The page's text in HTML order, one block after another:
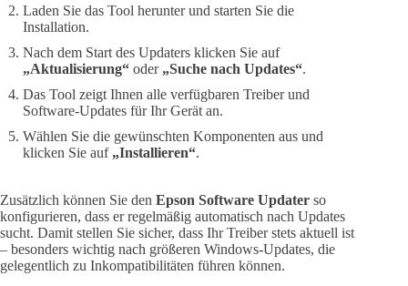
Laden Sie das Tool herunter und starten Sie die
Installation.
Nach dem Start des Updaters klicken Sie auf
„Aktualisierung“ oder „Suche nach Updates“.
Das Tool zeigt Ihnen alle verfügbaren Treiber und
Software-Updates für Ihr Gerät an.
Wählen Sie die gewünschten Komponenten aus und
klicken Sie auf „Installieren“.
Zusätzlich können Sie den Epson Software Updater so
konfigurieren, dass er regelmäßig automatisch nach Updates
sucht. Damit stellen Sie sicher, dass Ihr Treiber stets aktuell ist
– besonders wichtig nach größeren Windows-Updates, die
gelegentlich zu Inkompatibilitäten führen können.